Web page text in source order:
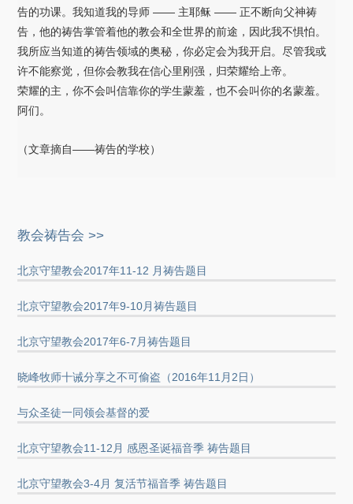
告的功课。我知道我的导师 —— 主耶稣 —— 正不断向父神祷
告，他的祷告掌管着他的教会和全世界的前途，因此我不惧怕。
我所应当知道的祷告领域的奥秘，你必定会为我开启。尽管我或
许不能察觉，但你会教我在信心里刚强，归荣耀给上帝。
荣耀的主，你不会叫信靠你的学生蒙羞，也不会叫你的名蒙羞。
阿们。
（文章摘自——祷告的学校）
教会祷告会 >>
北京守望教会2017年11-12 月祷告题目
北京守望教会2017年9-10月祷告题目
北京守望教会2017年6-7月祷告题目
晓峰牧师十诫分享之不可偷盗（2016年11月2日）
与众圣徒一同领会基督的爱
北京守望教会11-12月 感恩圣诞福音季 祷告题目
北京守望教会3-4月 复活节福音季 祷告题目